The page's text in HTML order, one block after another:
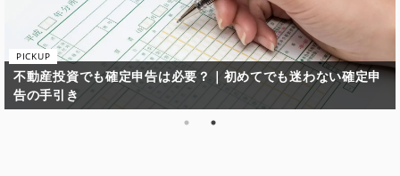
申
不動産投資で失敗してしまう原因と失敗しないための鉄則